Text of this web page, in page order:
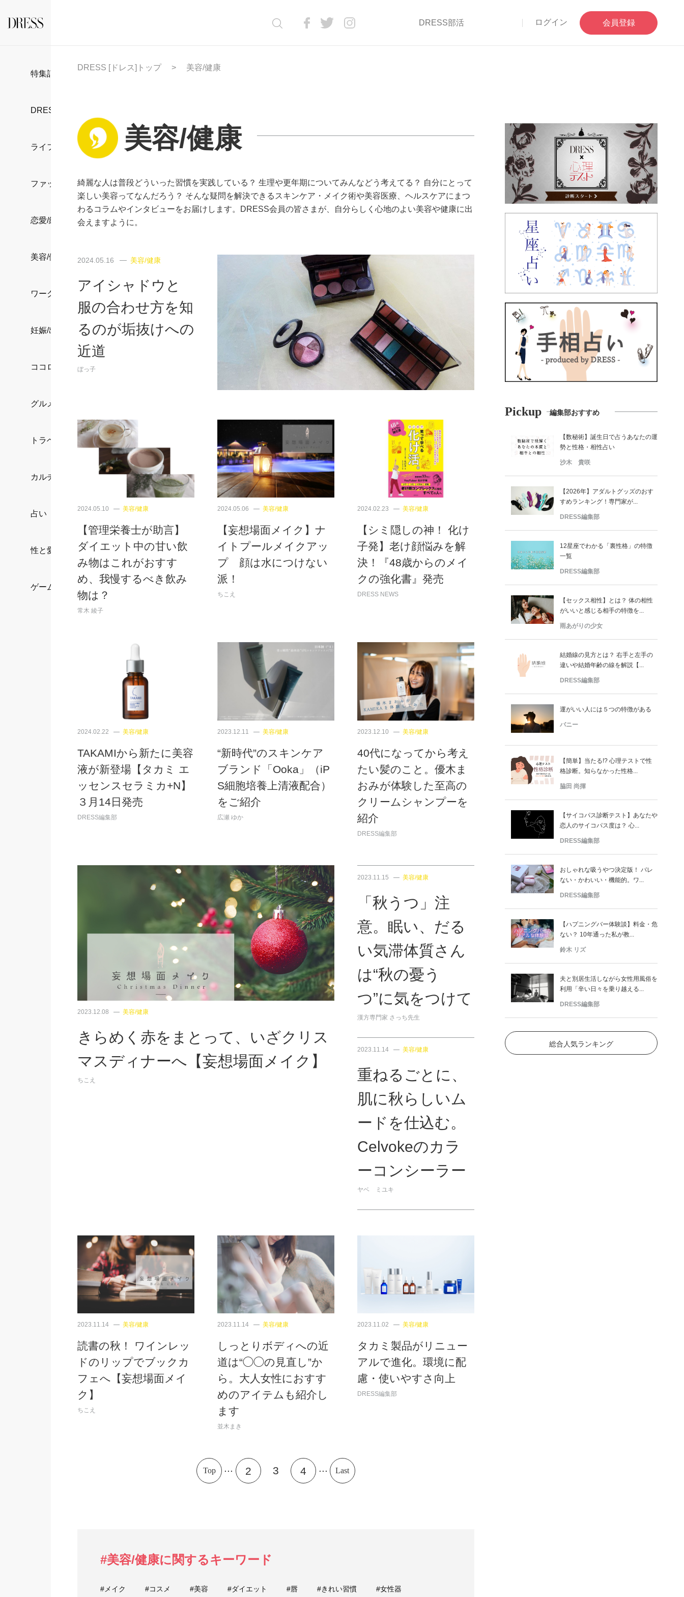
DRESS部活 ログイン 会員登録
特集記事
DRESS部活
ライフスタイル
ファッション
恋愛/結婚/離婚
美容/健康
ワークスタイル
妊娠/出産/家族
ココロ/カラダ
グルメ
トラベル
カルチャー/エンタメ
占い
性と愛
ゲーム
DRESS [ドレス]トップ 美容/健康
美容/健康
綺麗な人は普段どういった習慣を実践している？ 生理や更年期についてみんなどう考えてる？ 自分にとって
楽しい美容ってなんだろう？ そんな疑問を解決できるスキンケア・メイク術や美容医療、ヘルスケアにまつ
わるコラムやインタビューをお届けします。DRESS会員の皆さまが、自分らしく心地のよい美容や健康に出
会えますように。
2024.05.16 美容/健康
アイシャドウと
服の合わせ方を知
るのが垢抜けへの
近道
ぼっ子
2024.05.10 美容/健康
【管理栄養士が助言】
ダイエット中の甘い飲
み物はこれがおすす
め、我慢するべき飲み
物は？
常木 綾子
2024.05.06 美容/健康
【妄想場面メイク】ナ
イトプールメイクアッ
プ 顔は水につけない
派！
ちこえ
2024.02.23 美容/健康
【シミ隠しの神！ 化け
子発】老け顔悩みを解
決！『48歳からのメイ
クの強化書』発売
DRESS NEWS
2024.02.22 美容/健康
TAKAMIから新たに美容
液が新登場【タカミ エ
ッセンスセラミカ+N】
３月14日発売
DRESS編集部
2023.12.11 美容/健康
“新時代”のスキンケア
ブランド「Ooka」（iP
S細胞培養上清液配合）
をご紹介
広瀬 ゆか
2023.12.10 美容/健康
40代になってから考え
たい髪のこと。優木ま
おみが体験した至高の
クリームシャンプーを
紹介
DRESS編集部
2023.12.08 美容/健康
きらめく赤をまとって、いざクリス
マスディナーへ【妄想場面メイク】
ちこえ
2023.11.15 美容/健康
「秋うつ」注
意。眠い、だる
い気滞体質さん
は“秋の憂う
つ”に気をつけて
漢方専門家 さっち先生
2023.11.14 美容/健康
重ねるごとに、
肌に秋らしいム
ードを仕込む。
Celvokeのカラ
ーコンシーラー
ヤベ ミユキ
2023.11.14 美容/健康
読書の秋！ ワインレッ
ドのリップでブックカ
フェへ【妄想場面メイ
ク】
ちこえ
2023.11.14 美容/健康
しっとりボディへの近
道は“◯◯の見直し”か
ら。大人女性におすす
めのアイテムも紹介し
ます
並木まき
2023.11.02 美容/健康
タカミ製品がリニュー
アルで進化。環境に配
慮・使いやすさ向上
DRESS編集部
Top ... 2 3 4 ... Last
#美容/健康に関するキーワード
#メイク #コスメ #美容 #ダイエット #唇 #きれい習慣 #女性器
Pickup 編集部おすすめ
【数秘術】誕生日で占うあなたの運
勢と性格・相性占い
沙木 貴咲
【2026年】アダルトグッズのおす
すめランキング！専門家が...
DRESS編集部
12星座でわかる「裏性格」の特徴
一覧
DRESS編集部
【セックス相性】とは？ 体の相性
がいいと感じる相手の特徴を...
雨あがりの少女
結婚線の見方とは？ 右手と左手の
違いや結婚年齢の線を解説【...
DRESS編集部
運がいい人には５つの特徴がある
バニー
【簡単】当たる!? 心理テストで性
格診断。知らなかった性格...
脇田 尚揮
【サイコパス診断テスト】あなたや
恋人のサイコパス度は？ 心...
DRESS編集部
おしゃれな吸うやつ決定版！ バレ
ない・かわいい・機能的。ワ...
DRESS編集部
【ハプニングバー体験談】料金・危
ない？ 10年通った私が教...
鈴木 リズ
夫と別居生活しながら女性用風俗を
利用「辛い日々を乗り越える...
DRESS編集部
総合人気ランキング